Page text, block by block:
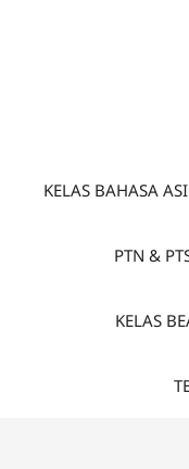
KELAS BAHASA
PTN &
KELAS